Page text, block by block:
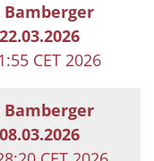
Bamberger
CET 2026
Bamberger